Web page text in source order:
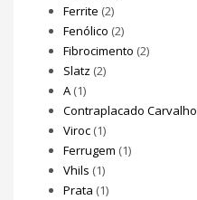
Ferrite (2)
Fenólico (2)
Fibrocimento (2)
Slatz (2)
A (1)
Contraplacado Carvalho
Viroc (1)
Ferrugem (1)
Vhils (1)
Prata (1)